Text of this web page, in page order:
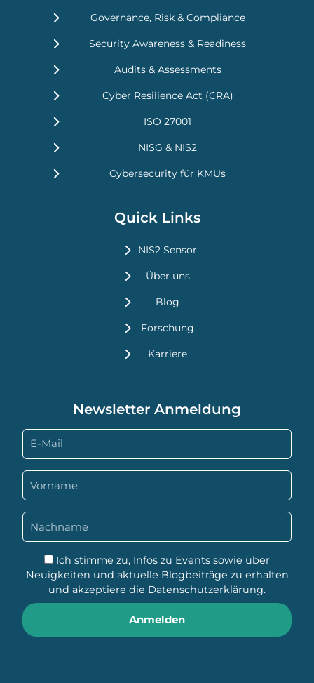
Governance, Risk & Compliance
Security Awareness & Readiness
Audits & Assessments
Cyber Resilience Act (CRA)
ISO 27001
NISG & NIS2
Cybersecurity für KMUs
Quick Links
NIS2 Sensor
Über uns
Blog
Forschung
Karriere
Newsletter Anmeldung
Ich stimme zu, Infos zu Events sowie über
Neuigkeiten und aktuelle Blogbeiträge zu erhalten
und akzeptiere die Datenschutzerklärung.
Anmelden